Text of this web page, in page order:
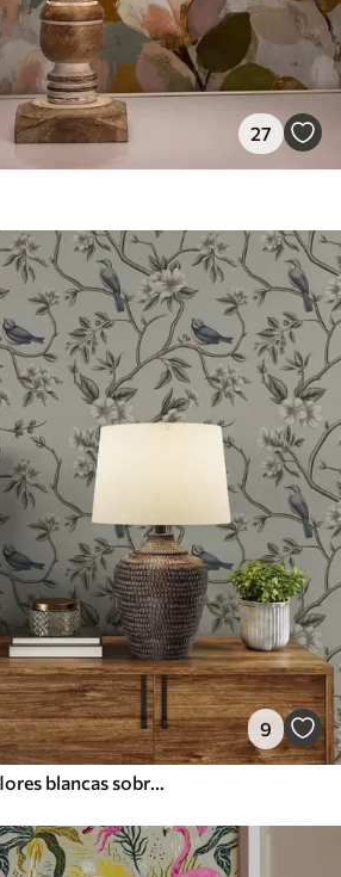
27
9
Ramas con pájaros y flores blancas sobre un fondo delicado